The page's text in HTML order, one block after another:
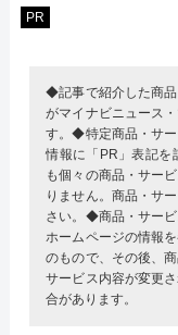
PR
◆記事で紹介した商
がマイナビニュース
す。◆特定商品・サ
情報に「PR」表記
も個々の商品・サー
りません。商品・サ
さい。◆商品・サー
ホームページの情報
のもので、その後、
サービス内容が変更
合があります。